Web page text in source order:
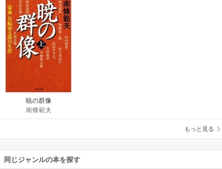
暁の群像
南條範夫
もっと見る
同じジャンルの本を探す